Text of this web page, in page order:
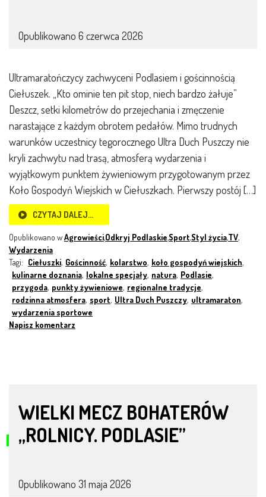
Opublikowano 6 czerwca 2026
Ultramaratończycy zachwyceni Podlasiem i gościnnością
Ciełuszek. „Kto ominie ten pit stop, niech bardzo żałuje”
Deszcz, setki kilometrów do przejechania i zmęczenie
narastające z każdym obrotem pedałów. Mimo trudnych
warunków uczestnicy tegorocznego Ultra Duch Puszczy nie
kryli zachwytu nad trasą, atmosferą wydarzenia i
wyjątkowym punktem żywieniowym przygotowanym przez
Koło Gospodyń Wiejskich w Ciełuszkach. Pierwszy postój […]
CZYTAJ DALEJ…
Opublikowano wAgrowieści,Odkryj Podlaskie,Sport,Styl życia,TV,
Wydarzenia
Tagi: Ciełuszki, Gościnność, kolarstwo, koło gospodyń wiejskich,
kulinarne doznania, lokalne specjały, natura, Podlasie,
przygoda, punkty żywieniowe, regionalne tradycje,
rodzinna atmosfera, sport, Ultra Duch Puszczy, ultramaraton,
wydarzenia sportowe
Napisz komentarz
WIELKI MECZ BOHATERÓW
„ROLNICY. PODLASIE”
Opublikowano 31 maja 2026